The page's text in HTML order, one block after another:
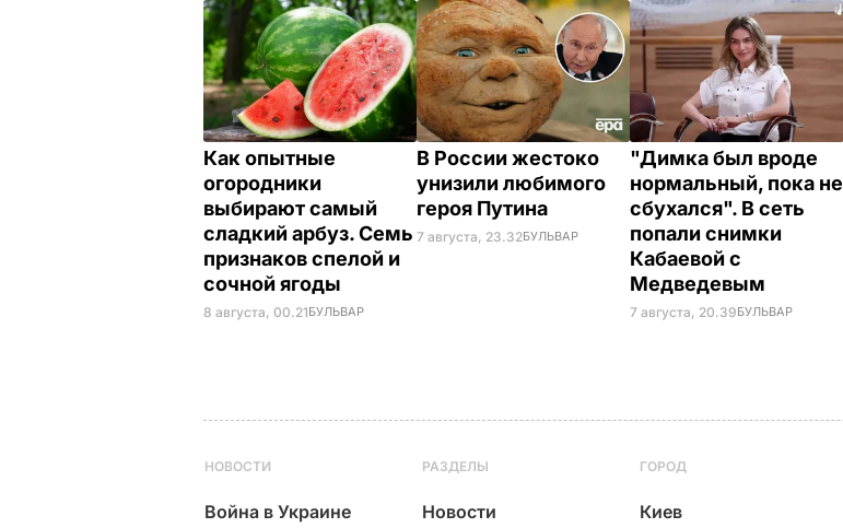
Как опытные
огородники
выбирают самый
сладкий арбуз. Семь
признаков спелой и
сочной ягоды
8 августа, 00.21БУЛЬВАР
В России жестоко
унизили любимого
героя Путина
7 августа, 23.32БУЛЬВАР
"Димка был вроде
нормальный, пока не
сбухался". В сеть
попали снимки
Кабаевой с
Медведевым
7 августа, 20.39БУЛЬВАР
НОВОСТИ
Война в Украине
РАЗДЕЛЫ
Новости
ГОРОД
Киев